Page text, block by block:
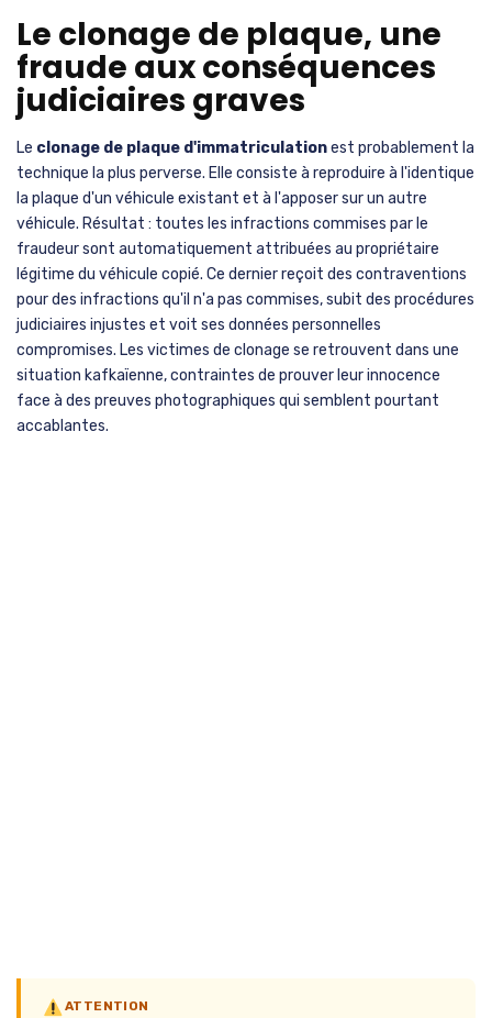
Le clonage de plaque, une
fraude aux conséquences
judiciaires graves
Le clonage de plaque d'immatriculationest probablement la
technique la plus perverse. Elle consiste à reproduire à l'identique
la plaque d'un véhicule existant et à l'apposer sur un autre
véhicule. Résultat : toutes les infractions commises par le
fraudeur sont automatiquement attribuées au propriétaire
légitime du véhicule copié. Ce dernier reçoit des contraventions
pour des infractions qu'il n'a pas commises, subit des procédures
judiciaires injustes et voit ses données personnelles
compromises. Les victimes de clonage se retrouvent dans une
situation kafkaïenne, contraintes de prouver leur innocence
face à des preuves photographiques qui semblent pourtant
accablantes.
ATTENTION